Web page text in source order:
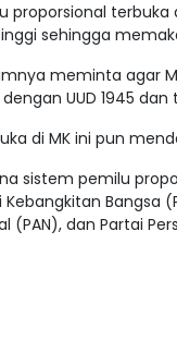
proporsional
sehingga
meminta agar
UUD 1945
di MK ini pun
sistem pemilu
Bangsa
(PAN), dan Partai